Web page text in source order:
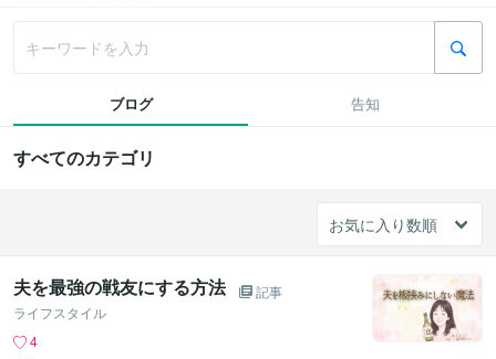
ブログ 告知
すべてのカテゴリ
夫を最強の戦友にする方法
記事
ライフスタイル
4